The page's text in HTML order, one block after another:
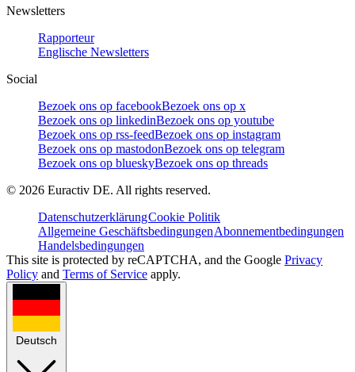
Newsletters
Rapporteur
Englische Newsletters
Social
Bezoek ons op facebookBezoek ons op x
Bezoek ons op linkedinBezoek ons op youtube
Bezoek ons op rss-feedBezoek ons op instagram
Bezoek ons op mastodonBezoek ons op telegram
Bezoek ons op blueskyBezoek ons op threads
© 2026 Euractiv DE. All rights reserved.
DatenschutzerklärungCookie Politik
Allgemeine GeschäftsbedingungenAbonnementbedingungen
Handelsbedingungen
This site is protected by reCAPTCHA, and the Google Privacy
Policy and Terms of Service apply.
Deutsch